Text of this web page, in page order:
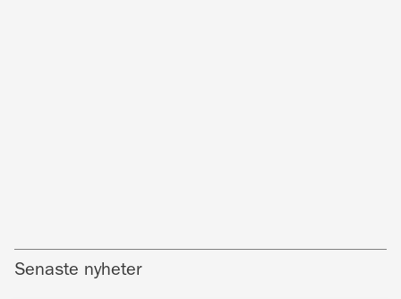
Senaste nyheter